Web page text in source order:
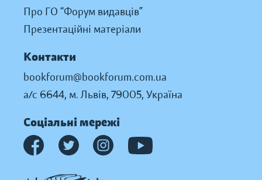
Про ГО “Форум видавців”
Презентаційні матеріали
Контакти
bookforum@bookforum.com.ua
а/с 6644, м. Львів, 79005, Україна
Соціальні мережі